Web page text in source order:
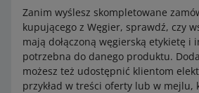
Zanim wyślesz skompletowane
kupującego z Węgier, sprawdź, czy
mają dołączoną węgierską etykietę i
potrzebna do danego produktu.
możesz też udostępnić klientom
przykład w treści oferty lub w mejlu,